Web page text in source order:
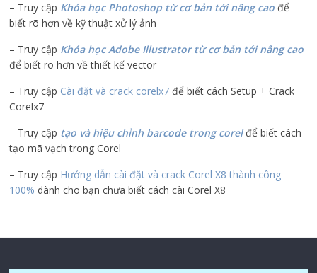
– Truy cập Khóa học Photoshop từ cơ bản tới nâng cao để
biết rõ hơn về kỹ thuật xử lý ảnh
– Truy cập Khóa học Adobe Illustratortừ cơ bản tới nâng cao
để biết rõ hơn về thiết kế vector
– Truy cập Cài đặt và crack corelx7 để biết cách Setup + Crack
Corelx7
– Truy cập tạo và hiệu chỉnh barcode trong corelđể biết cách
tạo mã vạch trong Corel
– Truy cập Hướng dẫn cài đặt và crack Corel X8 thành công
100% dành cho bạn chưa biết cách cài Corel X8